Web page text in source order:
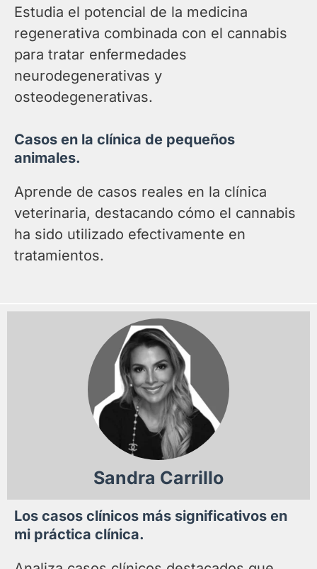
Estudia el potencial de la medicina
regenerativa combinada con el cannabis
para tratar enfermedades
neurodegenerativas y
osteodegenerativas.
Casos en la clínica de pequeños
animales.
Aprende de casos reales en la clínica
veterinaria, destacando cómo el cannabis
ha sido utilizado efectivamente en
tratamientos.
Sandra Carrillo
Los casos clínicos más significativos en
mi práctica clínica.